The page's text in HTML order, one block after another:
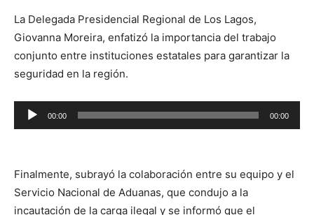
La Delegada Presidencial Regional de Los Lagos,
Giovanna Moreira, enfatizó la importancia del trabajo
conjunto entre instituciones estatales para garantizar la
seguridad en la región.
Reproductor
de
00:00 00:00
Finalmente, subrayó la colaboración entre su equipo y el
Servicio Nacional de Aduanas, que condujo a la
incautación de la carga ilegal y se informó que el